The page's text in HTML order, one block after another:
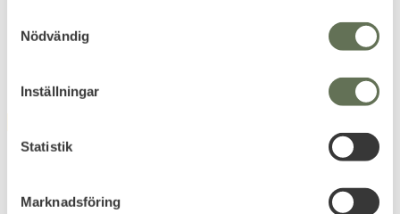
Nödvändig
Inställningar
Statistik
Marknadsföring